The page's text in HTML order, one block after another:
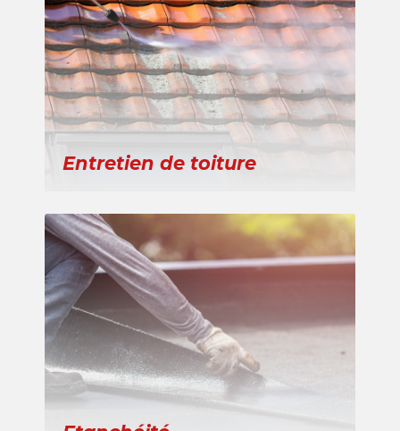
Entretien de toiture